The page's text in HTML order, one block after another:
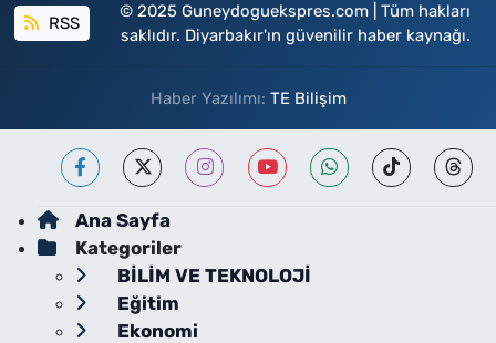
RSS
© 2025 Guneydoguekspres.com | Tüm hakları
saklıdır. Diyarbakır'ın güvenilir haber kaynağı.
Haber Yazılımı: TE Bilişim
Ana Sayfa
Kategoriler
BİLİM VE TEKNOLOJİ
Eğitim
Ekonomi